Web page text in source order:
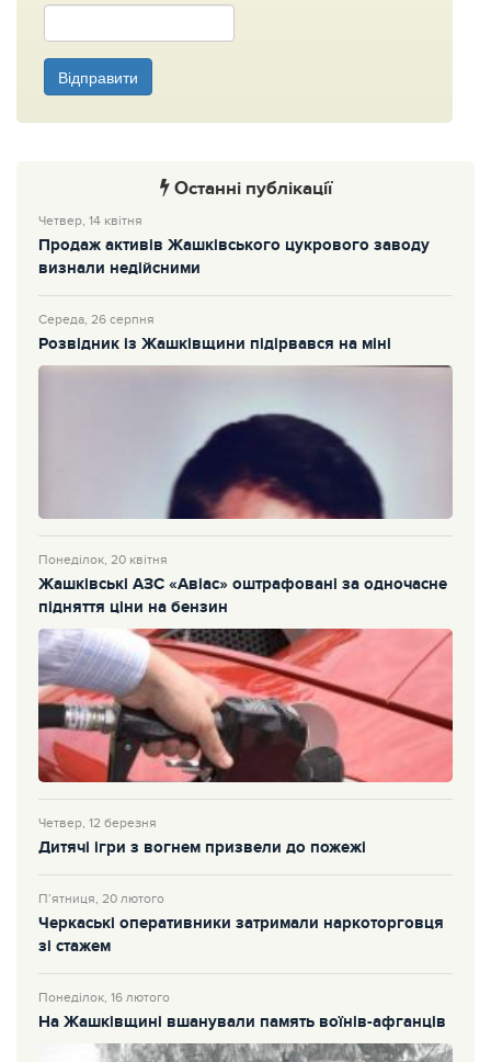
Відправити
Останні публікації
Четвер, 14 квітня
Продаж активів Жашківського цукрового заводу
визнали недійсними
Середа, 26 серпня
Розвідник із Жашківщини підірвався на міні
Понеділок, 20 квітня
Жашківські АЗС «Авіас» оштрафовані за одночасне
підняття ціни на бензин
Четвер, 12 березня
Дитячі ігри з вогнем призвели до пожежі
П’ятниця, 20 лютого
Черкаські оперативники затримали наркоторговця
зі стажем
Понеділок, 16 лютого
На Жашківщині вшанували память воїнів-афганців